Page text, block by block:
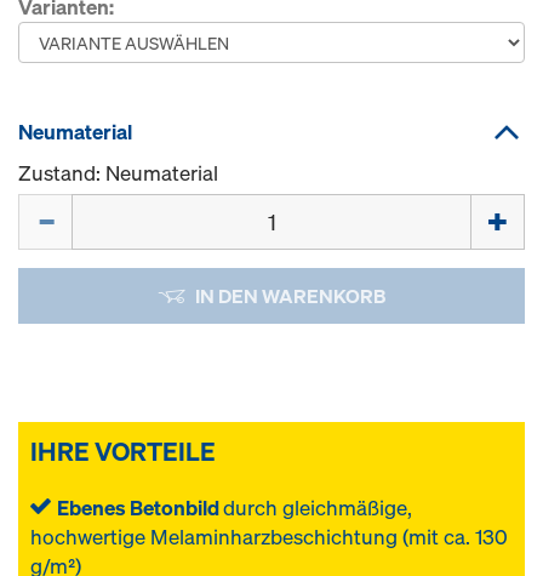
Varianten:
Neumaterial
Zustand: Neumaterial
IN DEN WARENKORB
IHRE VORTEILE
Ebenes Betonbilddurch gleichmäßige,
hochwertige Melaminharzbeschichtung (mit ca. 130
g/m²)